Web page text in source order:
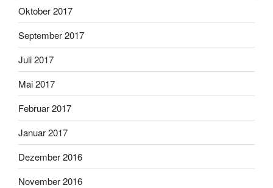
Oktober 2017
September 2017
Juli 2017
Mai 2017
Februar 2017
Januar 2017
Dezember 2016
November 2016